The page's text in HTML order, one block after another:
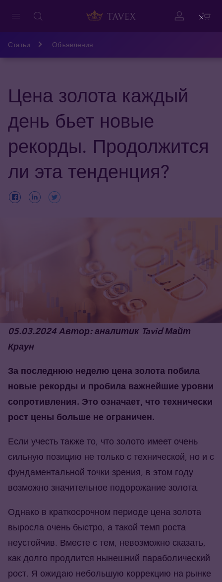
Статьи Объявления
Цена золота каждый
день бьет новые
рекорды. Продолжится
ли эта тенденция?
05.03.2024 Автор: аналитик Tavid Майт
Краун
За последнюю неделю цена золота побила
новые рекорды и пробила важнейшие уровни
сопротивления. Это означает, что технически
рост цены больше не ограничен.
Если учесть также то, что золото имеет очень
сильную позицию не только с технической, но и с
фундаментальной точки зрения, в этом году
возможно значительное подорожание золота.
Однако в краткосрочном периоде цена золота
выросла очень быстро, а такой темп роста
неустойчив. Вместе с тем, невозможно сказать,
как долго продлится нынешний параболический
рост. Я ожидаю небольшую коррекцию на рынке
Close